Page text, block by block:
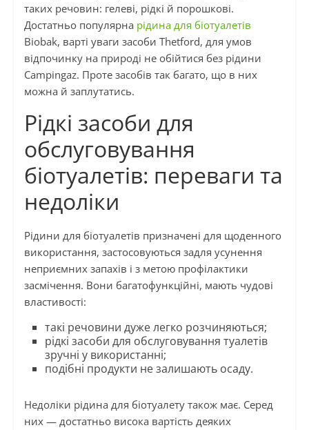
таких речовин: гелеві, рідкі й порошкові.
Достатньо популярна рідина для біотуалетів
Biobak, варті уваги засоби Thetford, для умов
відпочинку на природі не обійтися без рідини
Campingaz. Проте засобів так багато, що в них
можна й заплутатись.
Рідкі засоби для
обслуговування
біотуалетів: переваги та
недоліки
Рідини для біотуалетів призначені для щоденного
використання, застосовуються задля усунення
неприємних запахів і з метою профілактики
засмічення. Вони багатофункційні, мають чудові
властивості:
такі речовини дуже легко розчиняються;
рідкі засоби для обслуговування туалетів
зручні у використанні;
подібні продукти не залишають осаду.
Недоліки рідина для біотуалету також має. Серед
них — достатньо висока вартість деяких